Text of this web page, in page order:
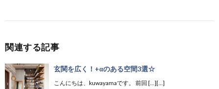
関連する記事
玄関を広く！+αのある空間3選☆
こんにちは、kuwayamaです。 前回 […][…]